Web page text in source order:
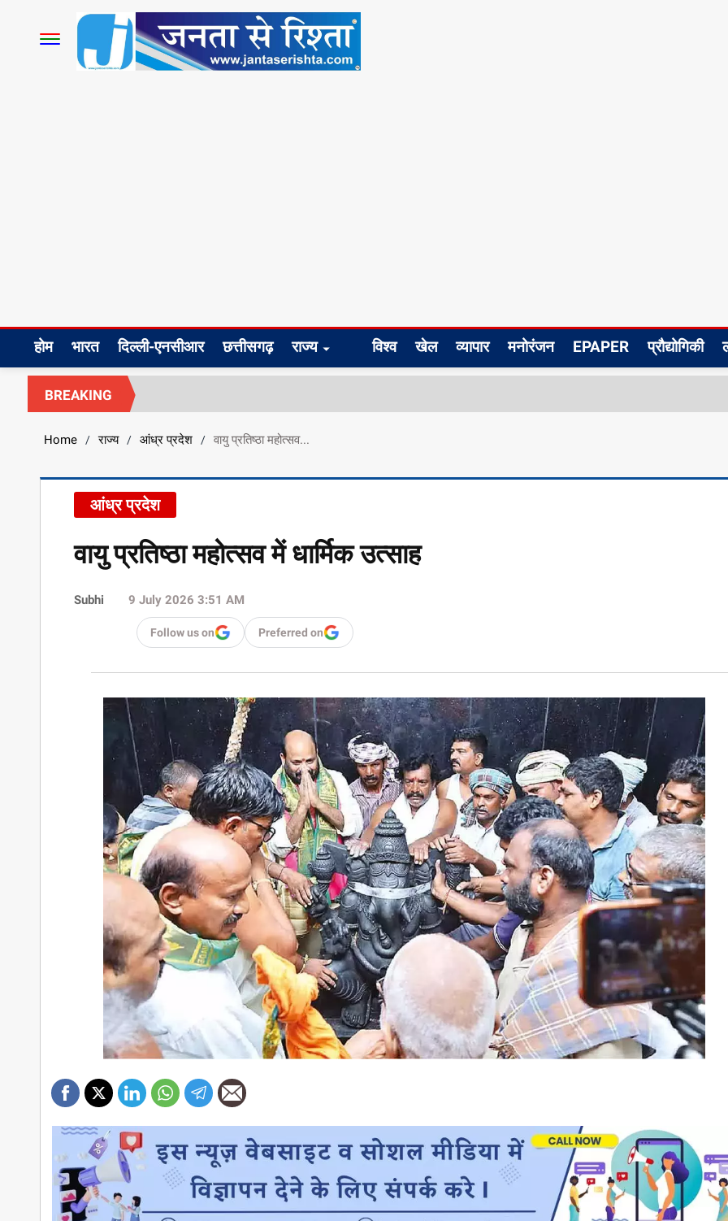
होम भारत दिल्ली-एनसीआर छत्तीसगढ़ राज्य विश्व खेल व्यापार मनोरंजन EPAPER प्रौद्योगिकी
BREAKING
Home / राज्य / आंध्र प्रदेश / वायु प्रतिष्ठा महोत्सव...
आंध्र प्रदेश
वायु प्रतिष्ठा महोत्सव में धार्मिक उत्साह
Subhi 9 July 2026 3:51 AM
Follow us on Preferred on